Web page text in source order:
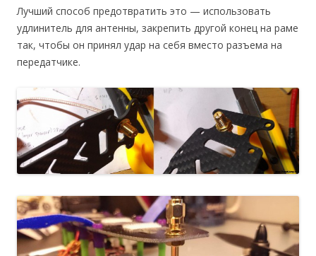
Лучший способ предотвратить это — использовать
удлинитель для антенны, закрепить другой конец на раме
так, чтобы он принял удар на себя вместо разъема на
передатчике.